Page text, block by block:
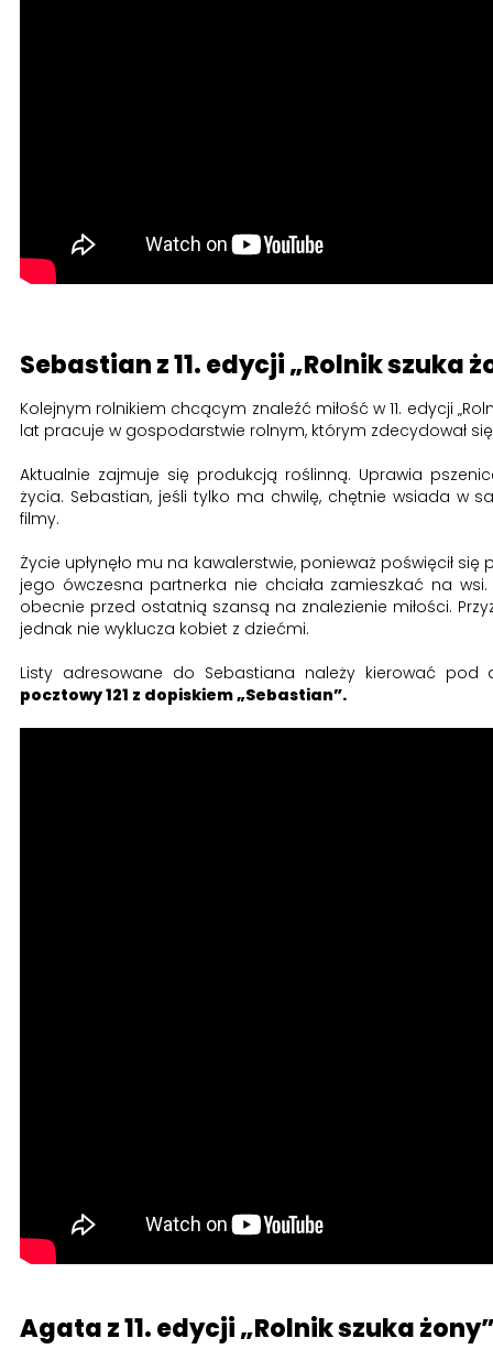
Sebastian z 11. edycji „Rolnik szuka
Kolejnym rolnikiem chcącym znaleźć miłość w 11. edycji
lat pracuje w gospodarstwie rolnym, którym zdecydował
Aktualnie zajmuje się produkcją roślinną. Uprawia
życia. Sebastian, jeśli tylko ma chwilę, chętnie wsiada
filmy.
Życie upłynęło mu na kawalerstwie, ponieważ poświęcił
jego ówczesna partnerka nie chciała zamieszkać na
obecnie przed ostatnią szansą na znalezienie miłości.
jednak nie wyklucza kobiet z dziećmi.
Listy adresowane do Sebastiana należy kierować pod
pocztowy 121 z dopiskiem „Sebastian”.
Agata z 11. edycji „Rolnik szuka